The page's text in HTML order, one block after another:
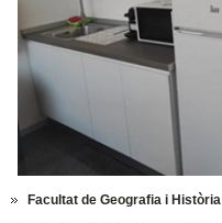
Facultat de Geografia i Història